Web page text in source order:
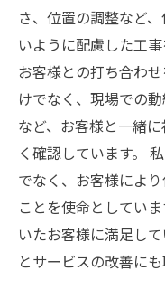
さ、位置の調整など
いように配慮した工
お客様との打ち合わ
けでなく、現場での
など、お客様と一緒
く確認しています。
でなく、お客様によ
ことを使命としてい
いたお客様に満足し
とサービスの改善にも